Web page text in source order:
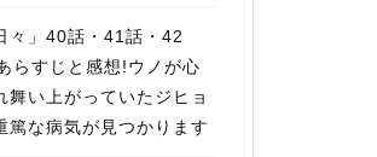
々」40話・41話・42
らすじと感想!ウノが心
舞い上がっていたジヒョ
篤な病気が見つかります